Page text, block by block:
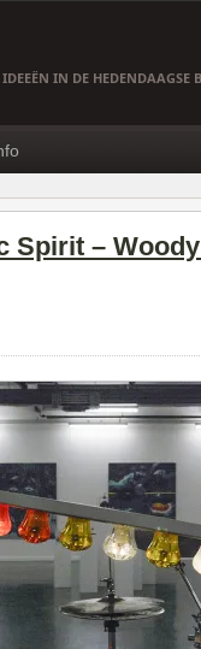
IN DE HEDENDAAGSE
Spirit –